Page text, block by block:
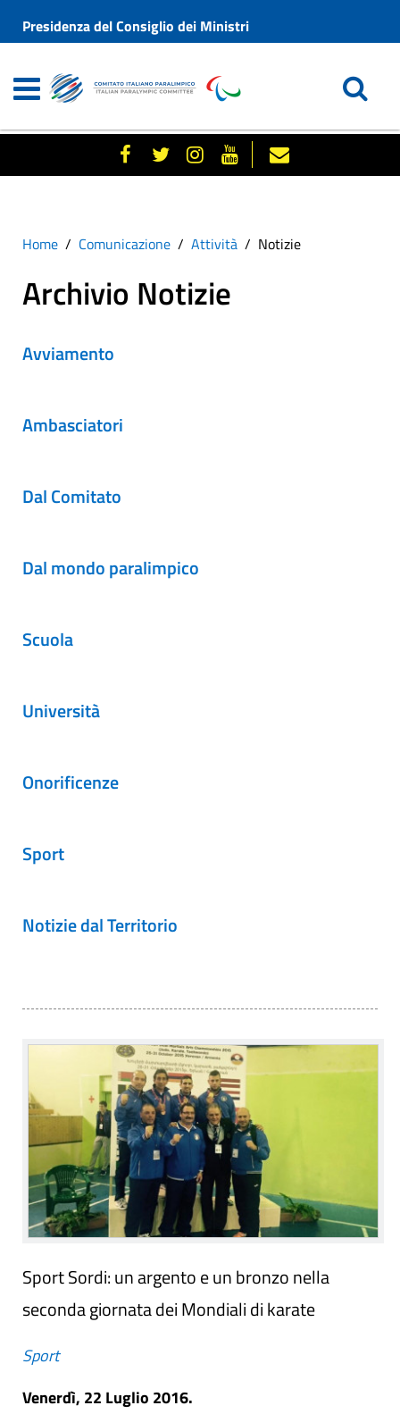
Presidenza del Consiglio dei Ministri
Home Comunicazione Attività Notizie
Archivio Notizie
Avviamento
Ambasciatori
Dal Comitato
Dal mondo paralimpico
Scuola
Università
Onorificenze
Sport
Notizie dal Territorio
Sport Sordi: un argento e un bronzo nella
seconda giornata dei Mondiali di karate
Sport
Venerdì, 22 Luglio 2016.